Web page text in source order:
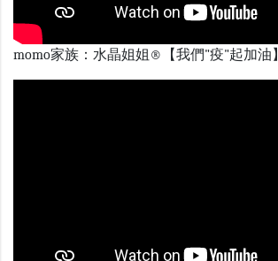
momo家族：水晶姐姐®【我們"疫"起加油】